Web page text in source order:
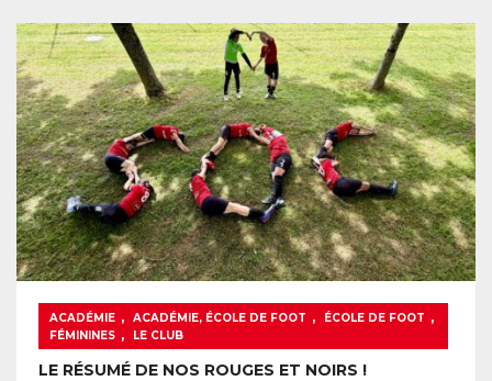
ACADÉMIE , ACADÉMIE, ÉCOLE DE FOOT , ÉCOLE DE FOOT ,
FÉMININES , LE CLUB
LE RÉSUMÉ DE NOS ROUGES ET NOIRS !